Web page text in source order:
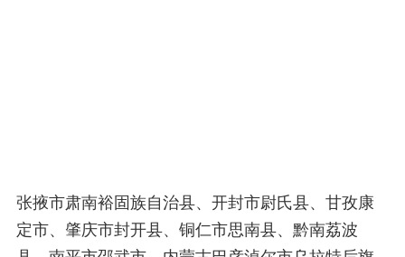
张掖市肃南裕固族自治县、开封市尉氏县、甘孜康
定市、肇庆市封开县、铜仁市思南县、黔南荔波